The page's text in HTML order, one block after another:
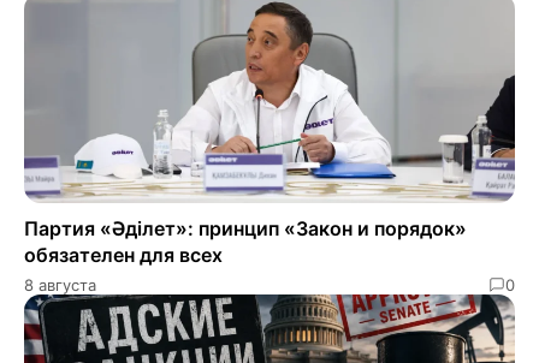
Партия «Әділет»: принцип «Закон и порядок»
обязателен для всех
8 августа 0